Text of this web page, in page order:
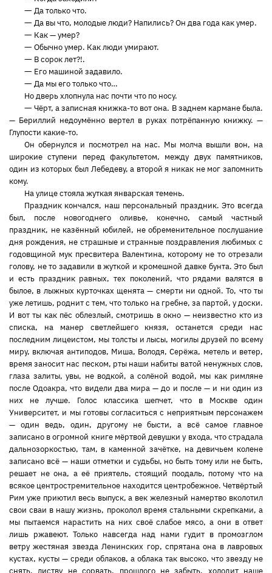
— Да только что.
— Да вы что, молодые люди? Напились? Он два года как умер.
— Как — умер?
— Обычно умер. Как люди умирают.
— В сорок лет?!.
— Его машиной задавило.
— Да мы его только что…
Но дверь хлопнула нас почти что по носу.
— Чёрт, а записная книжка-то вот она. В заднем кармане была.
— Бериллий недоумённо вертел в руках потрёпанную книжку. —
Глупости какие-то.
Он обернулся и посмотрел на нас. Мы молча вышли вон, на
широкие ступени перед факультетом, между двух памятников,
один из которых был Лебедеву, а второй я никак не мог запомнить
кому.
На улице стояла жуткая январская темень.
Праздник кончался, наш персональный праздник. Это всегда
был, после новогоднего оливье, конечно, самый частный
праздник, не казённый юбилей, не обременительное послушание
дня рождения, не страшные и странные поздравления любимых с
годовщиной мук пресвитера Валентина, которому не то отрезали
голову, не то задавили в жуткой и кромешной давке бунта. Это был
и есть праздник равных, тех поколений, что рядами валятся в
былое, в лыжных курточках щенята — смерти ни одной. То, что ты
уже летишь, роднит с тем, что только на гребне, за партой, у доски.
И вот ты как пёс облезлый, смотришь в окно — неизвестно кто из
списка, на манер светлейшего князя, останется среди нас
последним лицеистом, мы толсты и лысы, могилы друзей по всему
миру, включая антиподов, Миша, Володя, Серёжа, метель и ветер,
время заносит нас песком, рты наши набиты ватой ненужных слов,
глаза залиты, увы, не водкой, а солёной водой, мы как римляне
после Одоакра, что видели два мира — до и после — и ни один из
них не лучше. Голос классика шепчет, что в Москве один
Университет, и мы готовы согласиться с неприятным персонажем
— один ведь, один, другому не бысти, а всё самое главное
записано в огромной книге мёртвой девушки у входа, что страдала
дальнозоркостью, там, в каменной зачётке, на девичьем колене
записано всё — наши отметки и судьбы, но быть тому или не быть,
решает не она, а её приятель, стоящий поодаль, потому что на
всякое центростремительное находится центробежное. Четвёртый
Рим уже приютил весь выпуск, а век железный намертво вколотил
свои сваи в нашу жизнь, проколол время стальными скрепками, а
мы пытаемся нарастить на них своё слабое мясо, а они в ответ
лишь ржавеют. Только навсегда над нами гудит в промозглом
ветру жестяная звезда Ленинских гор, спрятана она в лавровых
кустах, кусты — среди облаков, а облака так высоко, что звезду не
снять, листву не сорвать, прошлого не забыть, холодит наше